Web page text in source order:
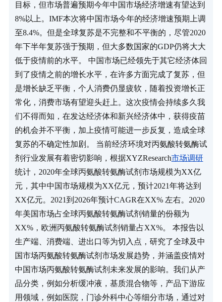
目标，但市场普遍预期今年中国市场经济增速有望达到
8%以上。IMF本次将中国市场今年的经济增速预期上调
至8.4%。但是全球复苏是不完整和不平衡的，尽管2020
年下半年复苏强于预期，但大多数国家的GDP仍将大大
低于疫情前的水平。 中国市场已经领先于其它经济体回
到了疫情之前的增长水平，在许多方面完成了复苏，但
是增长缺乏平衡，个人消费仍显疲软，随着投资增长正
常化，消费市场有望迎头赶上。这次疫情会持续多久我
们不得而知，在发达经济体和新兴经济体中，获得疫苗
的机会并不平衡，加上疫情可能进一步反复，造成全球
复苏的不确定性加剧。 当前经济环境对丙氨酸转氨酶试
剂行业发展有着密切影响，根据XYZResearch市场调研
统计，2020年全球丙氨酸转氨酶试剂市场规模为XX亿
元，其中中国市场规模为XX亿元，预计2021年将达到
XX亿元。2021到2026年预计CAGR在XX% 左右。2020
年美国市场占全球丙氨酸转氨酶试剂销量的份额为
XX%，欧洲丙氨酸转氨酶试剂销量占XX%。 本报告以
生产端、消费端、进出口等为切入点，研究了全球及中
国市场丙氨酸转氨酶试剂市场发展趋势，并涵盖疫情对
中国市场丙氨酸转氨酶试剂未来发展的影响。我们从产
品分类，例如分析缓冲液，基质混合物等，产品下游应
用领域，例如医院，门诊外科中心等细分市场，通过对